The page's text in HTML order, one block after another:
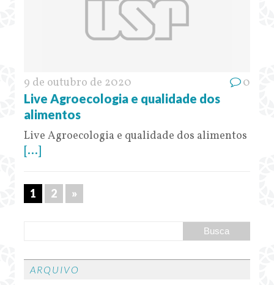
9 de outubro de 2020 0
Live Agroecologia e qualidade dos
alimentos
Live Agroecologia e qualidade dos alimentos
[...]
1 2 »
ARQUIVO